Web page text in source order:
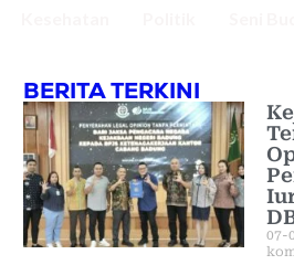
BERITA TERKINI
07-